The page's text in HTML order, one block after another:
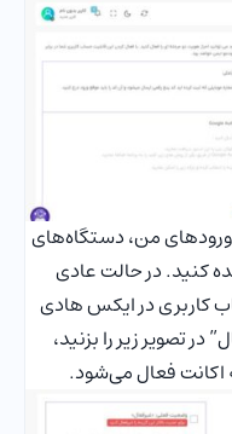
من، دستگاه‌های
کنید. در حالت عادی
کاربری در ایکس هادی
در تصویر زیر را بزنید،
اکانت فعال می‌شود.